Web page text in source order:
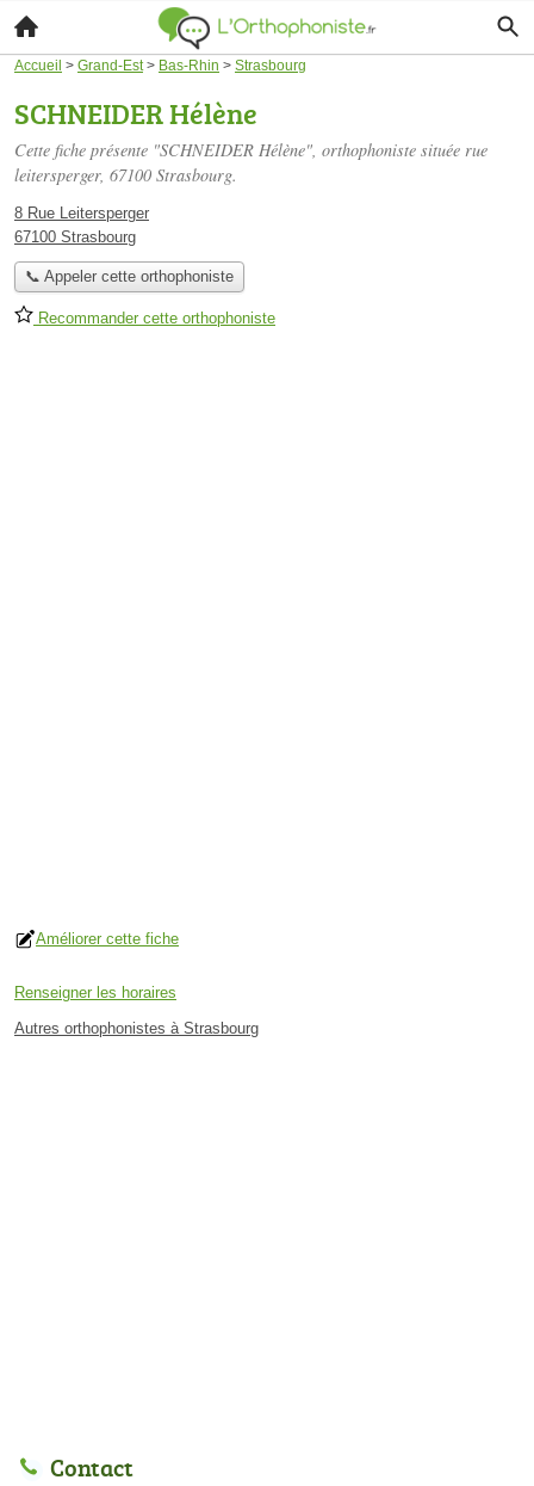
Accueil > Grand-Est> Bas-Rhin > Strasbourg
SCHNEIDER Hélène
Cette fiche présente "SCHNEIDER Hélène", orthophoniste située rue
leitersperger, 67100 Strasbourg.
8 Rue Leitersperger
67100 Strasbourg
📞 Appeler cette orthophoniste
Recommander cette orthophoniste
Améliorer cette fiche
Renseigner les horaires
Autres orthophonistes à Strasbourg
Contact